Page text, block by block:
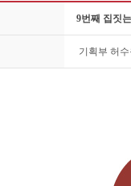
9번째 집짓
기획부 허